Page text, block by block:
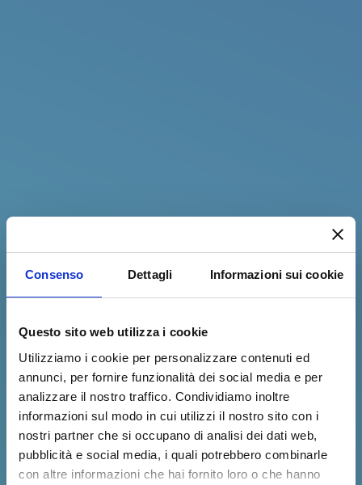
Consenso Dettagli Informazioni sui cookie
Questo sito web utilizza i cookie
Utilizziamo i cookie per personalizzare contenuti ed
annunci, per fornire funzionalità dei social media e per
analizzare il nostro traffico. Condividiamo inoltre
informazioni sul modo in cui utilizzi il nostro sito con i
nostri partner che si occupano di analisi dei dati web,
pubblicità e social media, i quali potrebbero combinarle
con altre informazioni che hai fornito loro o che hanno